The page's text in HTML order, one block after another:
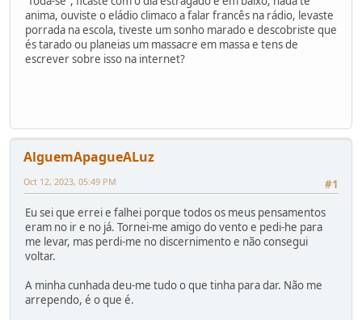
anima, ouviste o eládio climaco a falar francês na rádio, levaste
porrada na escola, tiveste um sonho marado e descobriste que
és tarado ou planeias um massacre em massa e tens de
escrever sobre isso na internet?
AlguemApagueALuz
#1
Oct 12, 2023, 05:49 PM
Eu sei que errei e falhei porque todos os meus pensamentos
eram no ir e no já. Tornei-me amigo do vento e pedi-he para
me levar, mas perdi-me no discernimento e não consegui
voltar.
A minha cunhada deu-me tudo o que tinha para dar. Não me
arrependo, é o que é.